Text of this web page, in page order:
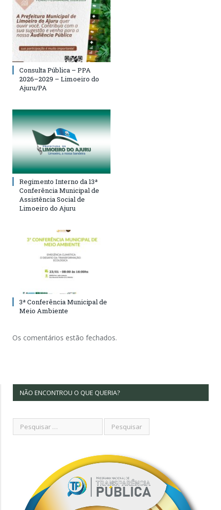
Consulta Pública – PPA
2026–2029 – Limoeiro do
Ajuru/PA
Regimento Interno da 13ª
Conferência Municipal de
Assistência Social de
Limoeiro do Ajuru
3ª Conferência Municipal de
Meio Ambiente
Os comentários estão fechados.
NÃO ENCONTROU O QUE QUERIA?